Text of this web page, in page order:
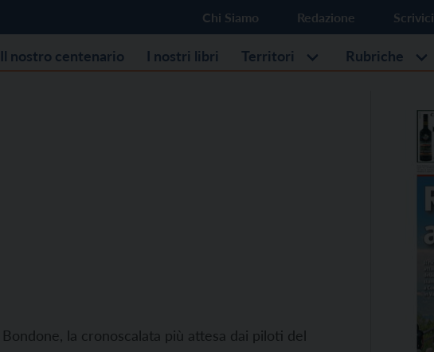
Chi Siamo Redazione Scrivici
Il nostro centenario I nostri libri Territori Rubriche
la cronoscalata più attesa dai piloti del